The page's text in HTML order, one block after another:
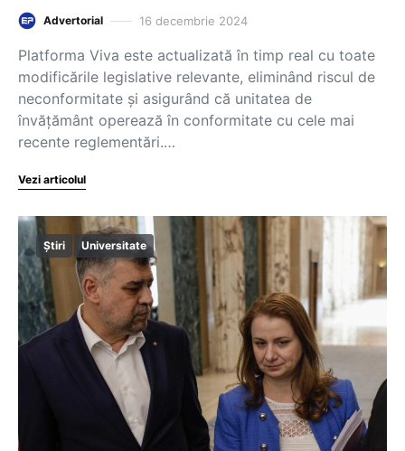
Advertorial 16 decembrie 2024
Platforma Viva este actualizată în timp real cu toate
modificările legislative relevante, eliminând riscul de
neconformitate și asigurând că unitatea de
învățământ operează în conformitate cu cele mai
recente reglementări.…
Vezi articolul
Știri Universitate